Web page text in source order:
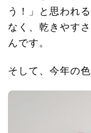
う！」と思われ
なく、乾きやす
んです。
そして、今年の